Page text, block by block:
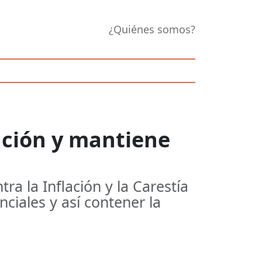
¿Quiénes somos?
y mantiene
la Inflación y la Carestía
y así contener la